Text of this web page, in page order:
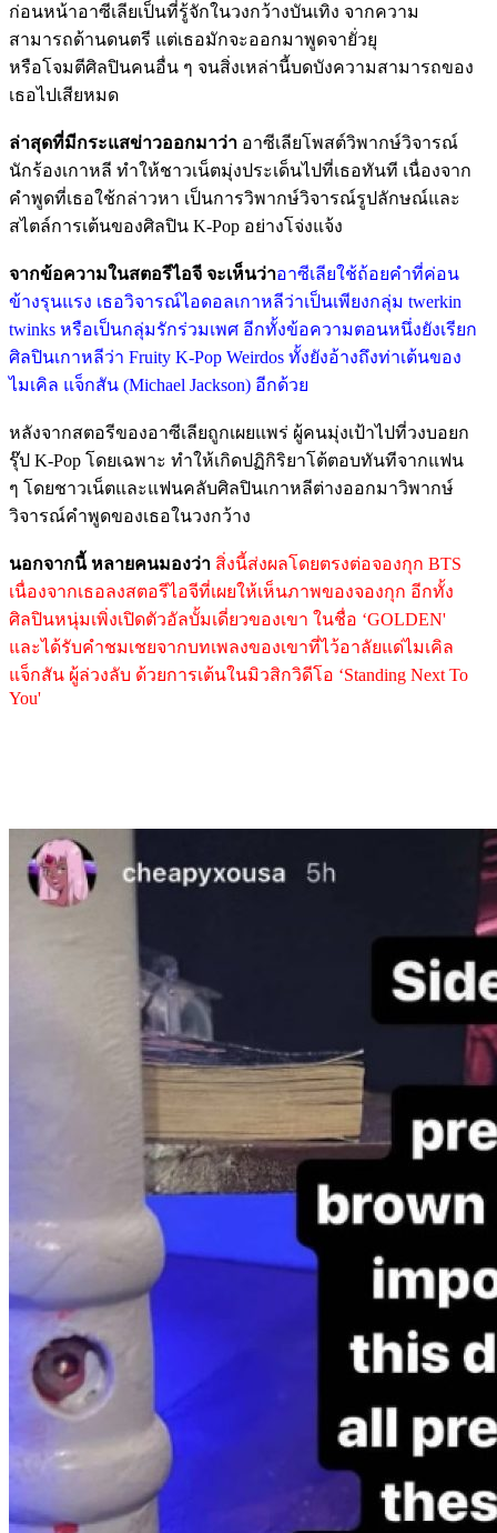
ก่อนหน้าอาซีเลียเป็นที่รู้จักในวงกว้างบันเทิง จากความ
สามารถด้านดนตรี แต่เธอมักจะออกมาพูดจายั่วยุ
หรือโจมตีศิลปินคนอื่น ๆ จนสิ่งเหล่านี้บดบังความสามารถของ
เธอไปเสียหมด
ล่าสุดที่มีกระแสข่าวออกมาว่า อาซีเลียโพสต์วิพากษ์วิจารณ์
นักร้องเกาหลี ทำให้ชาวเน็ตมุ่งประเด็นไปที่เธอทันที เนื่องจาก
คำพูดที่เธอใช้กล่าวหา เป็นการวิพากษ์วิจารณ์รูปลักษณ์และ
สไตล์การเต้นของศิลปิน K-Pop อย่างโจ่งแจ้ง
จากข้อความในสตอรีไอจี จะเห็นว่าอาซีเลียใช้ถ้อยคำที่ค่อน
ข้างรุนแรง เธอวิจารณ์ไอดอลเกาหลีว่าเป็นเพียงกลุ่ม twerkin
twinks หรือเป็นกลุ่มรักร่วมเพศ อีกทั้งข้อความตอนหนึ่งยังเรียก
ศิลปินเกาหลีว่า Fruity K-Pop Weirdos ทั้งยังอ้างถึงท่าเต้นของ
ไมเคิล แจ็กสัน (Michael Jackson) อีกด้วย
หลังจากสตอรีของอาซีเลียถูกเผยแพร่ ผู้คนมุ่งเป้าไปที่วงบอยก
รุ๊ป K-Pop โดยเฉพาะ ทำให้เกิดปฏิกิริยาโต้ตอบทันทีจากแฟน
ๆ โดยชาวเน็ตและแฟนคลับศิลปินเกาหลีต่างออกมาวิพากษ์
วิจารณ์คำพูดของเธอในวงกว้าง
นอกจากนี้ หลายคนมองว่า สิ่งนี้ส่งผลโดยตรงต่อจองกุก BTS
เนื่องจากเธอลงสตอรีไอจีที่เผยให้เห็นภาพของจองกุก อีกทั้ง
ศิลปินหนุ่มเพิ่งเปิดตัวอัลบั้มเดี่ยวของเขา ในชื่อ ‘GOLDEN'
และได้รับคำชมเชยจากบทเพลงของเขาที่ไว้อาลัยแด่ไมเคิล
แจ็กสัน ผู้ล่วงลับ ด้วยการเต้นในมิวสิกวิดีโอ ‘Standing Next To
You'